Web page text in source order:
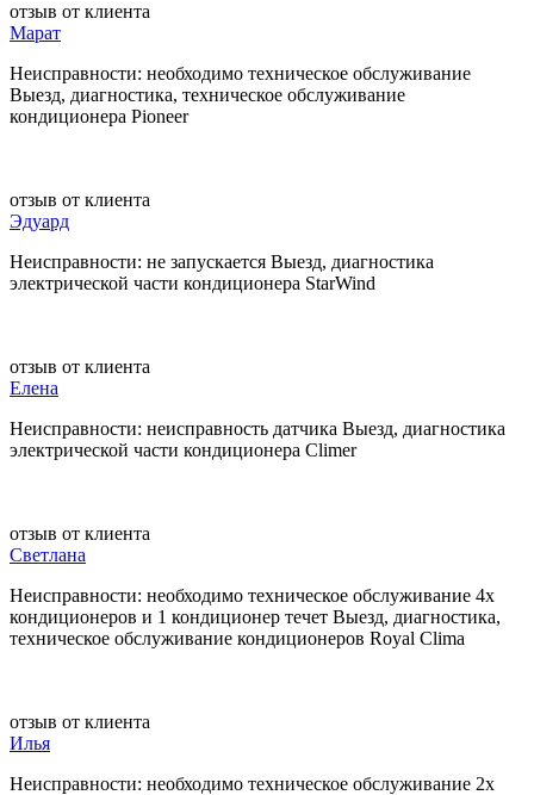
отзыв от клиента
Марат
Неисправности: необходимо техническое обслуживание
Выезд, диагностика, техническое обслуживание
кондиционера Pioneer
отзыв от клиента
Эдуард
Неисправности: не запускается Выезд, диагностика
электрической части кондиционера StarWind
отзыв от клиента
Елена
Неисправности: неисправность датчика Выезд, диагностика
электрической части кондиционера Climer
отзыв от клиента
Светлана
Неисправности: необходимо техническое обслуживание 4х
кондиционеров и 1 кондиционер течет Выезд, диагностика,
техническое обслуживание кондиционеров Royal Clima
отзыв от клиента
Илья
Неисправности: необходимо техническое обслуживание 2х